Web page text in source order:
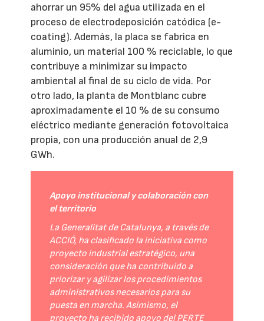
ahorrar un 95% del agua utilizada en el
proceso de electrodeposición catódica (e-
coating). Además, la placa se fabrica en
aluminio, un material 100 % reciclable, lo que
contribuye a minimizar su impacto
ambiental al final de su ciclo de vida. Por
otro lado, la planta de Montblanc cubre
aproximadamente el 10 % de su consumo
eléctrico mediante generación fotovoltaica
propia, con una producción anual de 2,9
GWh.
Apoyo institucional y colaboración con
el territorio
La Generalitat de Catalunya, a través de
ACCIÓ, ha clasificado la iniciativa como
proyecto industrial estratégico, una
consideración que ha contribuido a
priorizar y agilizar los procedimientos
administrativos necesarios para su
puesta en marcha. Asimismo, el
proyecto ha recibido apoyo del PERTE